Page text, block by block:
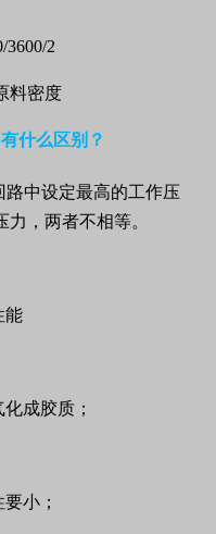
3600/2
料密度
什么区别？
路中设定最高的工作压
，两者不相等。
能
成胶质；
小；